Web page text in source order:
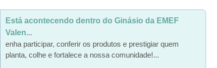
Está acontecendo dentro do Ginásio da EMEF
Valen...
enha participar, conferir os produtos e prestigiar quem
planta, colhe e fortalece a nossa comunidade!...